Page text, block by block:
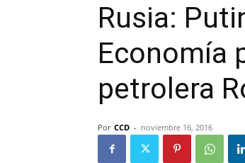
Rusia:
Economía
petrolera
Por CCD - noviembre 16, 2016